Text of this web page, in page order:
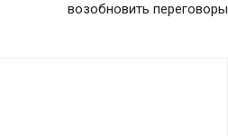
возобновить переговоры